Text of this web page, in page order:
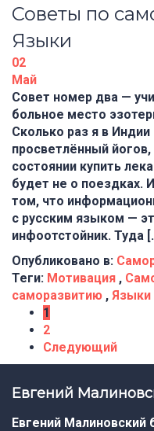
Советы по
Языки
02
Май
Совет номер два —
больное место
Сколько раз я в Индии
просветлённый
состоянии купить
будет не о поездках.
том, что
с русским языком —
инфоотстойник. Туда
Опубликовано в:
Теги: Мотивация ,
саморазвитию , Языки
1
2
Следующий
Евгений
Евгений Малиновский